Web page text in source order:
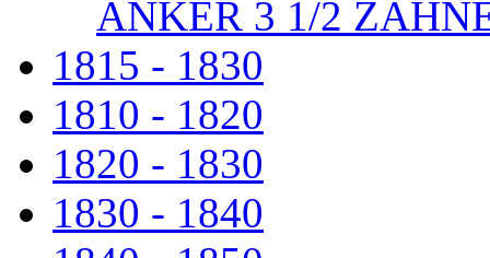
ANKER 3 1/2
1815 - 1830
1810 - 1820
1820 - 1830
1830 - 1840